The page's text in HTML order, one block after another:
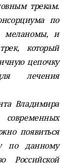
трекам.
по
меланомы, и
который
цепочку
лечения
Владимира
появиться
по данному
Российской